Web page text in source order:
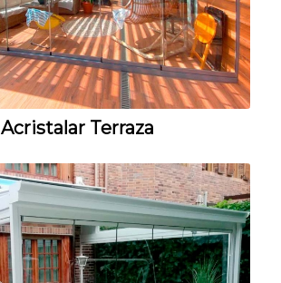
Acristalar Terraza